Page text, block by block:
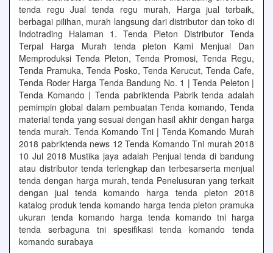
tenda regu Jual tenda regu murah, Harga jual terbaik,
berbagai pilihan, murah langsung dari distributor dan toko di
Indotrading Halaman 1. Tenda Pleton Distributor Tenda
Terpal Harga Murah tenda pleton Kami Menjual Dan
Memproduksi Tenda Pleton, Tenda Promosi, Tenda Regu,
Tenda Pramuka, Tenda Posko, Tenda Kerucut, Tenda Cafe,
Tenda Roder Harga Tenda Bandung No. 1 | Tenda Peleton |
Tenda Komando | Tenda pabriktenda Pabrik tenda adalah
pemimpin global dalam pembuatan Tenda komando, Tenda
material tenda yang sesuai dengan hasil akhir dengan harga
tenda murah. Tenda Komando Tni | Tenda Komando Murah
2018 pabriktenda news 12 Tenda Komando Tni murah 2018
10 Jul 2018 Mustika jaya adalah Penjual tenda di bandung
atau distributor tenda terlengkap dan terbesarserta menjual
tenda dengan harga murah, tenda Penelusuran yang terkait
dengan jual tenda komando harga tenda pleton 2018
katalog produk tenda komando harga tenda pleton pramuka
ukuran tenda komando harga tenda komando tni harga
tenda serbaguna tni spesifikasi tenda komando tenda
komando surabaya